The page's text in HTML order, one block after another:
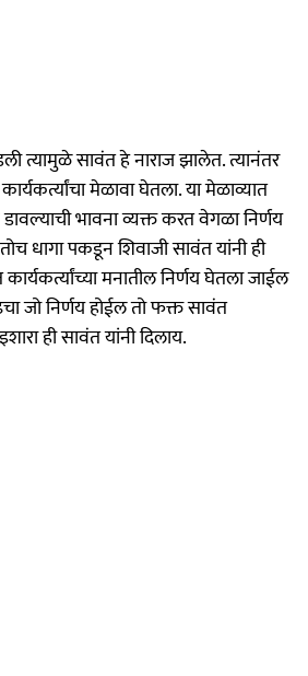
त्यामुळे सावंत हे नाराज झालेत. त्यानंतर
मेळावा घेतला. या मेळाव्यात
भावना व्यक्त करत वेगळा निर्णय
धागा पकडून शिवाजी सावंत यांनी ही
मनातील निर्णय घेतला जाईल
जो निर्णय होईल तो फक्त सावंत
ही सावंत यांनी दिलाय.